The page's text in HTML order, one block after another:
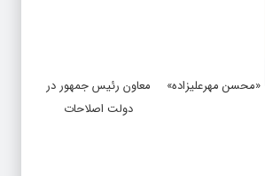
«محسن مهرعلیزاده»
معاون رئیس جمهور در
دولت اصلاحات